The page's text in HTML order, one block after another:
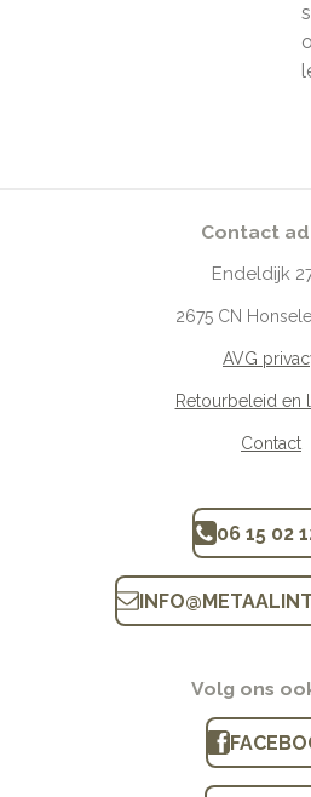
Contact
Endeldijk
2675 CN
AVG
Retourbeleid en
Contact
06 15 02
INFO@
Volg ons